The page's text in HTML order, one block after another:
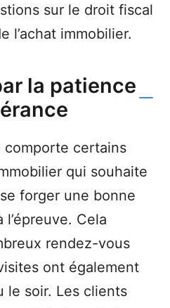
sur le droit fiscal
l’achat immobilier.
la patience
comporte certains
qui souhaite
forger une bonne
Cela
rendez-vous
ont également
le soir. Les clients